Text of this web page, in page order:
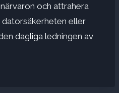
och attrahera
datorsäkerheten eller
dagliga ledningen av